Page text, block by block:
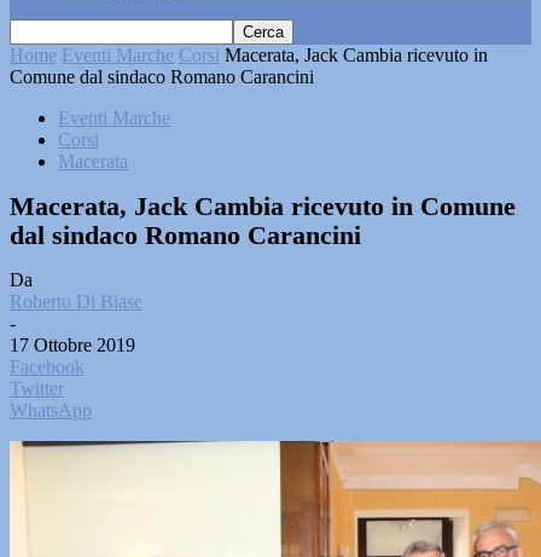
Home Eventi Marche Corsi Macerata, Jack Cambia ricevuto in
Comune dal sindaco Romano Carancini
Eventi Marche
Corsi
Macerata
Macerata, Jack Cambia ricevuto in Comune
dal sindaco Romano Carancini
Da
Roberto Di Biase
-
17 Ottobre 2019
Facebook
Twitter
WhatsApp